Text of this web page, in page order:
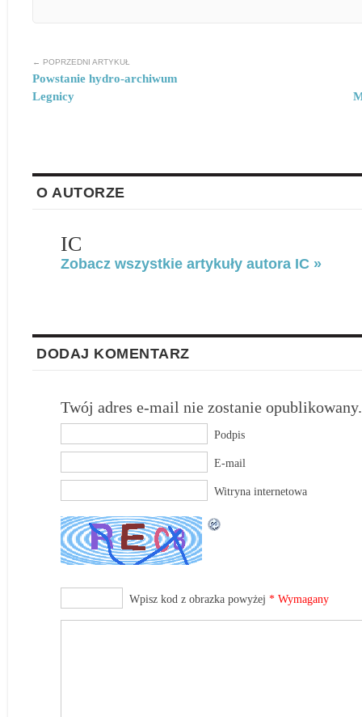
← POPRZEDNI ARTYKUŁ
Powstanie hydro-archiwum
Legnicy
O AUTORZE
IC
Zobacz wszystkie artykuły autora IC »
DODAJ KOMENTARZ
Twój adres e-mail nie zostanie opublikowany.
Podpis
E-mail
Witryna internetowa
Wpisz kod z obrazka powyżej * Wymagany